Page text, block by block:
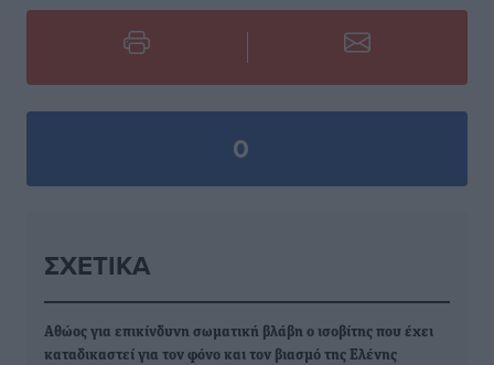
0
ΣΧΕΤΙΚΆ
Αθώος για επικίνδυνη σωματική βλάβη ο ισοβίτης που έχει
καταδικαστεί για τον φόνο και τον βιασμό της Ελένης